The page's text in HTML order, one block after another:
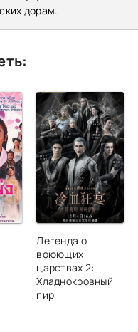
дорам.
Легенда о
воюющих
царствах 2:
Хладнокровный
пир